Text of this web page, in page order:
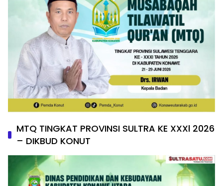
MTQ TINGKAT PROVINSI SULTRA KE XXXl 2026
– DIKBUD KONUT